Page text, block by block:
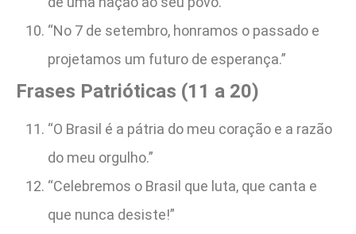
“No 7 de setembro, honramos o passado e
projetamos um futuro de esperança.”
Frases Patrióticas (11 a 20)
“O Brasil é a pátria do meu coração e a razão
do meu orgulho.”
“Celebremos o Brasil que luta, que canta e
que nunca desiste!”